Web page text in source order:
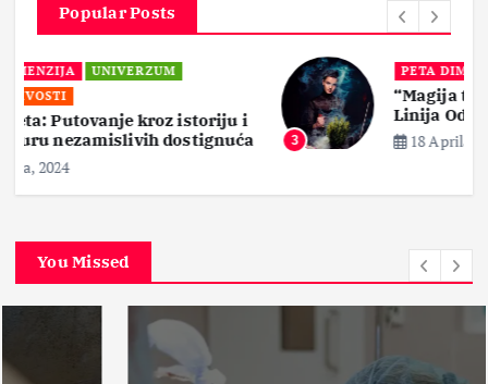
Popular Posts
3
PETA DIMENZIJA
“Magija tame: Istine, Mitovi i Prva
Linija Odbrane”
18 Aprila, 2024
You Missed